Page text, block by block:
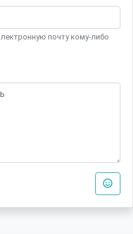
почту кому-либо